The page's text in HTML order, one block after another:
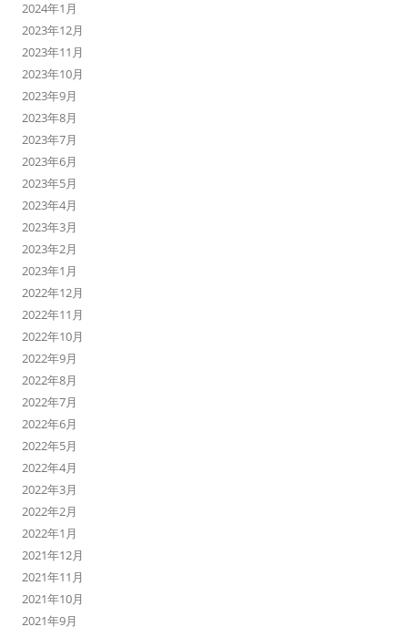
2024年1月
2023年12月
2023年11月
2023年10月
2023年9月
2023年8月
2023年7月
2023年6月
2023年5月
2023年4月
2023年3月
2023年2月
2023年1月
2022年12月
2022年11月
2022年10月
2022年9月
2022年8月
2022年7月
2022年6月
2022年5月
2022年4月
2022年3月
2022年2月
2022年1月
2021年12月
2021年11月
2021年10月
2021年9月